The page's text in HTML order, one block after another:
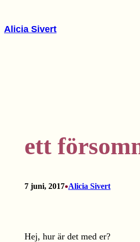
till
Alicia Sivert
ett
7 juni, 2017•Alicia Sivert
Hej, hur är det med er?